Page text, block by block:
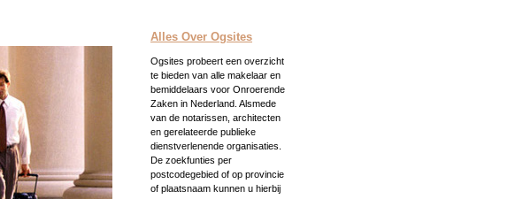
Alles Over Ogsites
Ogsites probeert een overzicht
te bieden van alle makelaar en
bemiddelaars voor Onroerende
Zaken in Nederland. Alsmede
van de notarissen, architecten
en gerelateerde publieke
dienstverlenende organisaties.
De zoekfunties per
postcodegebied of op provincie
of plaatsnaam kunnen u hierbij